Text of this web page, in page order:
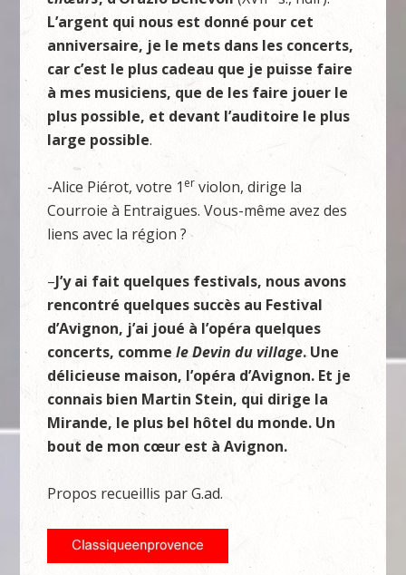
L’argent qui nous est donné pour cet
anniversaire, je le mets dans les concerts,
car c’est le plus cadeau que je puisse faire
à mes musiciens, que de les faire jouer le
plus possible, et devant l’auditoire le plus
large possible.
-Alice Piérot, votre 1 er violon, dirige la
Courroie à Entraigues. Vous-même avez des
liens avec la région ?
–J’y ai fait quelques festivals, nous avons
rencontré quelques succès au Festival
d’Avignon, j’ai joué à l’opéra quelques
concerts, commele Devin du village. Une
délicieuse maison, l’opéra d’Avignon. Et je
connais bien Martin Stein, qui dirige la
Mirande, le plus bel hôtel du monde. Un
bout de mon cœur est à Avignon.
Propos recueillis par G.ad.